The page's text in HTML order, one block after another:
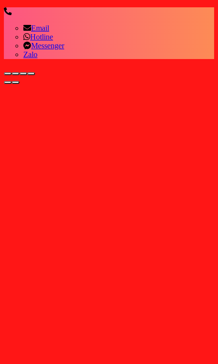
Email
Hotline
Messenger
Zalo